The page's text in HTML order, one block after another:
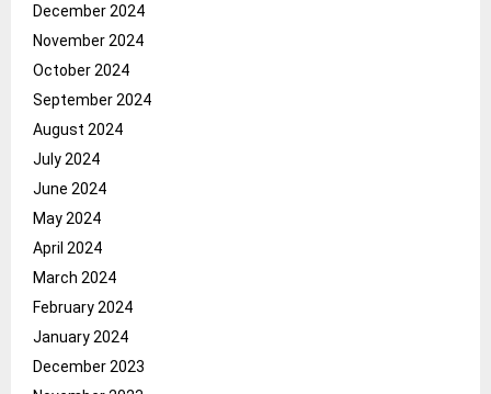
December 2024
November 2024
October 2024
September 2024
August 2024
July 2024
June 2024
May 2024
April 2024
March 2024
February 2024
January 2024
December 2023